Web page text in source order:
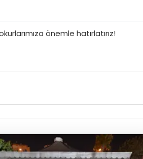
önemle hatırlatırız!